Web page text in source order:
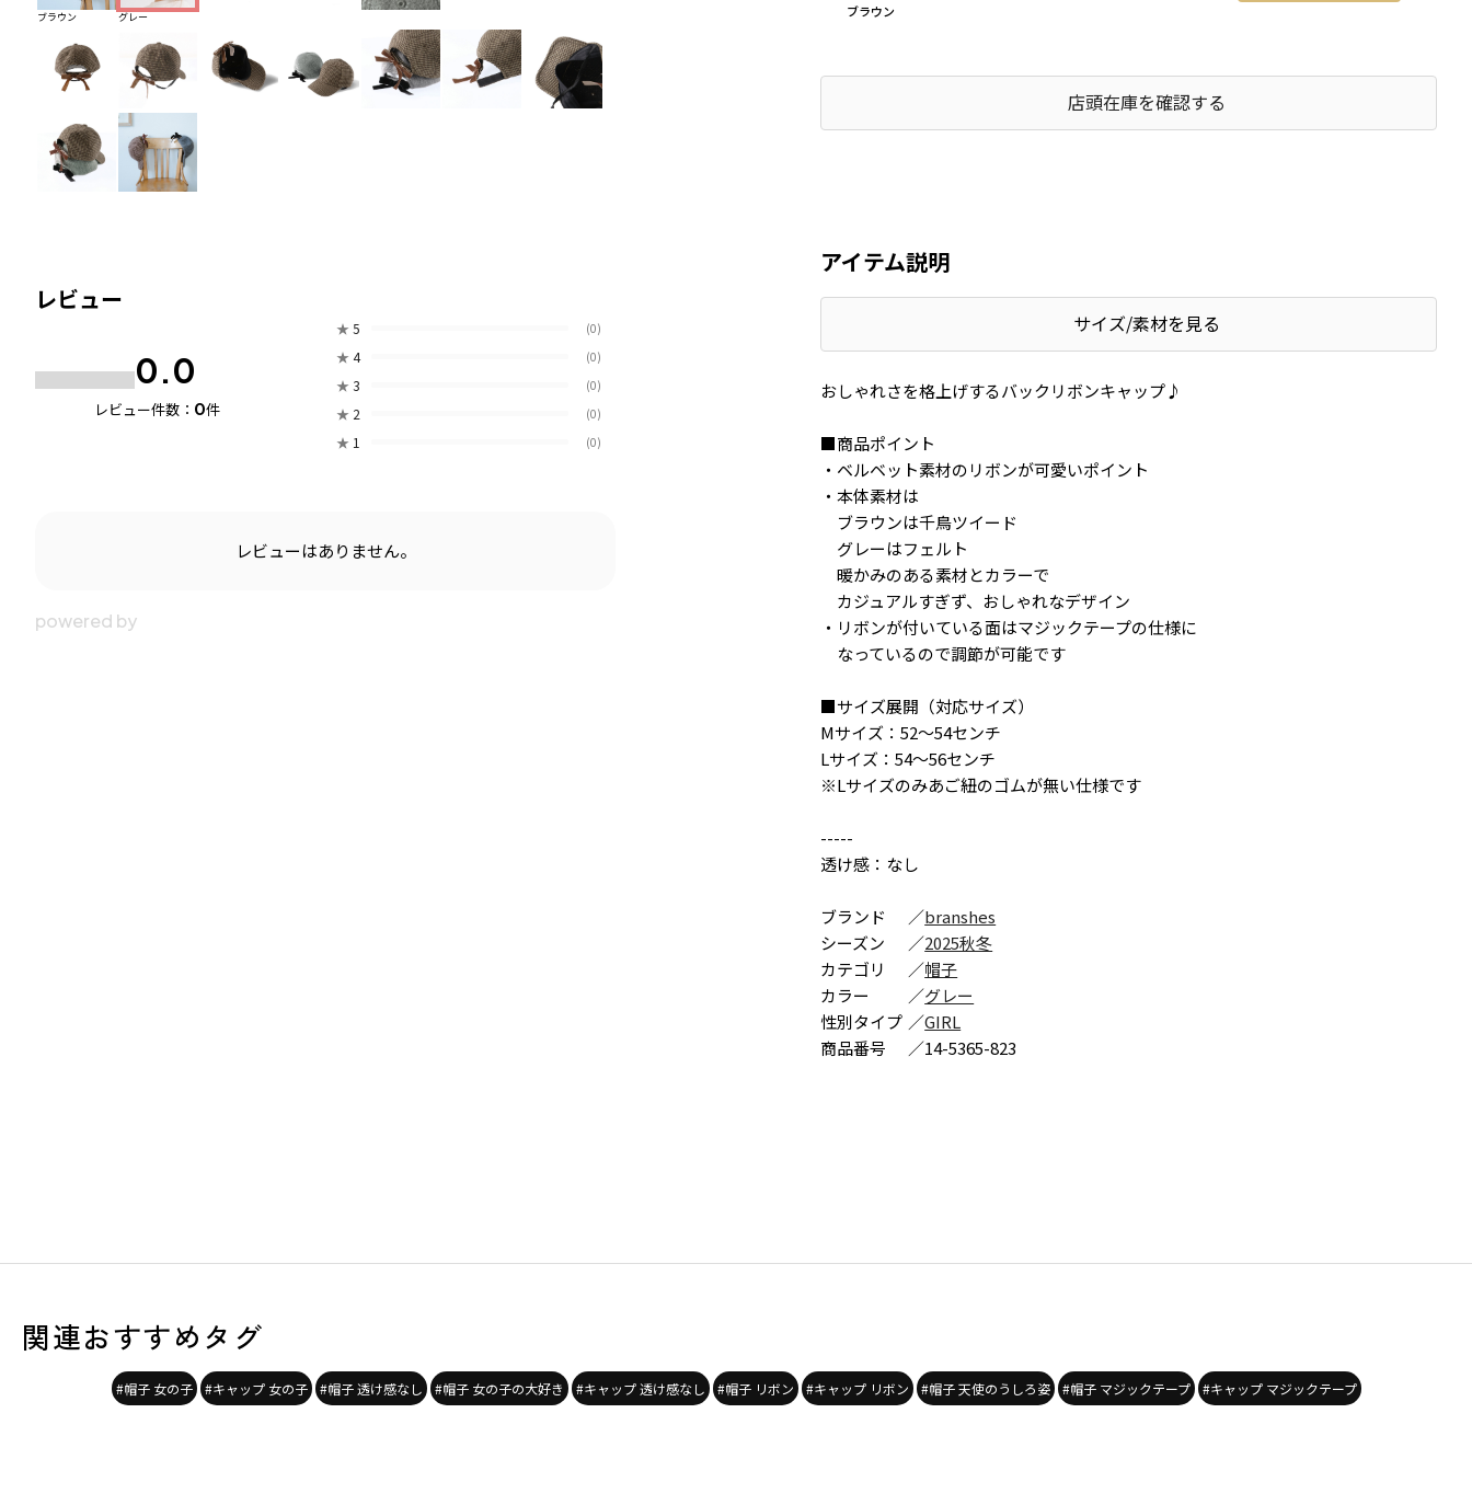
ブラウン グレー
レビュー
0.0
レビュー件数： 0件
★ 5 (0)
★ 4 (0)
★ 3 (0)
★ 2 (0)
★ 1 (0)
レビューはありません。
ブラウン
店頭在庫を確認する
アイテム説明
サイズ/素材を見る
おしゃれさを格上げするバックリボンキャップ♪
■商品ポイント
・ベルベット素材のリボンが可愛いポイント
・本体素材は
ブラウンは千鳥ツイード
グレーはフェルト
暖かみのある素材とカラーで
カジュアルすぎず、おしゃれなデザイン
・リボンが付いている面はマジックテープの仕様に
なっているので調節が可能です
■サイズ展開（対応サイズ）
Mサイズ：52～54センチ
Lサイズ：54～56センチ
※Lサイズのみあご紐のゴムが無い仕様です
-----
透け感：なし
ブランド ／branshes
シーズン
／2025秋冬
カテゴリ
／帽子
カラー
／グレー
性別タイプ ／GIRL
商品番号
／14-5365-823
関連おすすめタグ
#帽子 女の子 #キャップ 女の子 #帽子 透け感なし #帽子 女の子の大好き #キャップ 透け感なし #帽子 リボン #キャップ リボン #帽子 天使のうしろ姿 #帽子 マジックテープ #キャップ マジックテープ